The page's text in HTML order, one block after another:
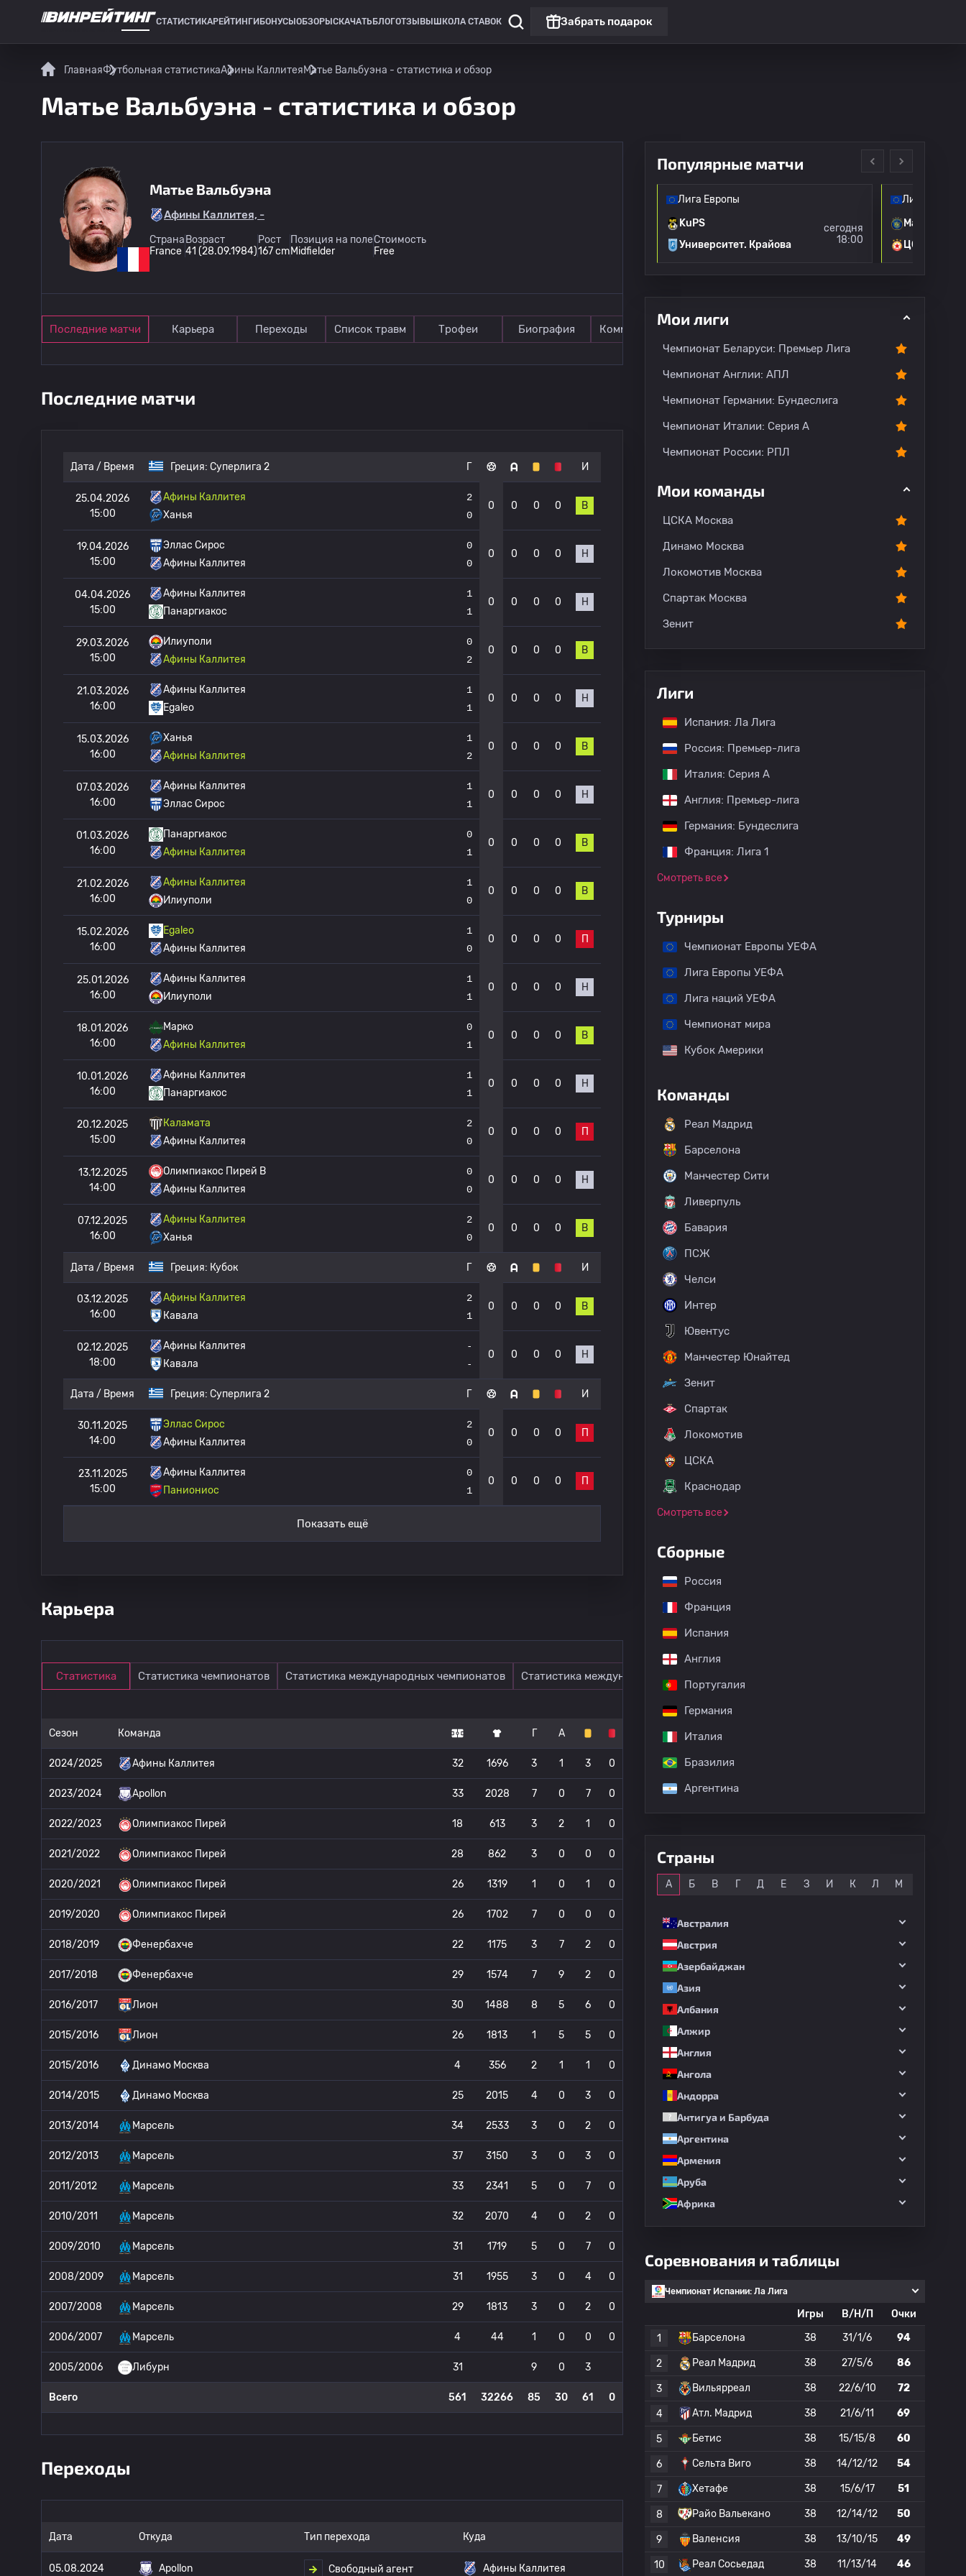
СТАТИСТИКАРЕЙТИНГИ БОНУСЫ ОБЗОРЫ СКАЧАТЬ БЛОГОТЗЫВЫ ШКОЛА СТАВОК Забрать подарок
ГлавнаяФутбольная статистикаАфины КаллитеяМатье Вальбуэна - статистика и обзор
Матье Вальбуэна - статистика и обзор
Матье Вальбуэна
Афины Каллитея, -
Страна
France
Возраст
41 (28.09.1984)
Рост
167 cm
Позиция на поле
Midfielder
Стоимость
Free
Последние матчи Карьера Переходы Список травм Трофеи Биография Комментарии
Последние матчи
Дата / Время Греция: Суперлига 2 Г И
25.04.2026
15:00
Афины Каллитея
Ханья
2
0
0 0 0 0 В
19.04.2026
15:00
Эллас Сирос
Афины Каллитея
0
0
0 0 0 0 Н
04.04.2026
15:00
Афины Каллитея
Панаргиакос
1
1
0 0 0 0 Н
29.03.2026
15:00
Илиуполи
Афины Каллитея
0
2
0 0 0 0 В
21.03.2026
16:00
Афины Каллитея
Egaleo
1
1
0 0 0 0 Н
15.03.2026
16:00
Ханья
Афины Каллитея
1
2
0 0 0 0 В
07.03.2026
16:00
Афины Каллитея
Эллас Сирос
1
1
0 0 0 0 Н
01.03.2026
16:00
Панаргиакос
Афины Каллитея
0
1
0 0 0 0 В
21.02.2026
16:00
Афины Каллитея
Илиуполи
1
0
0 0 0 0 В
15.02.2026
16:00
Egaleo
Афины Каллитея
1
0
0 0 0 0 П
25.01.2026
16:00
Афины Каллитея
Илиуполи
1
1
0 0 0 0 Н
18.01.2026
16:00
Марко
Афины Каллитея
0
1
0 0 0 0 В
10.01.2026
16:00
Афины Каллитея
Панаргиакос
1
1
0 0 0 0 Н
20.12.2025
15:00
Каламата
Афины Каллитея
2
0
0 0 0 0 П
13.12.2025
14:00
Олимпиакос Пирей B
Афины Каллитея
0
0
0 0 0 0 Н
07.12.2025
16:00
Афины Каллитея
Ханья
2
0
0 0 0 0 В
Дата / Время Греция: Кубок Г И
03.12.2025
16:00
Афины Каллитея
Кавала
2
1
0 0 0 0 В
02.12.2025
18:00
Афины Каллитея
Кавала
-
-
0 0 0 0 Н
Дата / Время Греция: Суперлига 2 Г И
30.11.2025
14:00
Эллас Сирос
Афины Каллитея
2
0
0 0 0 0 П
23.11.2025
15:00
Афины Каллитея
Паниониос
0
1
0 0 0 0 П
Показать ещё
Карьера
Статистика Статистика чемпионатов Статистика международных чемпионатов Статистика международных матчей
Сезон Команда Г А
2024/2025 Афины Каллитея 32 1696 3 1 3 0
2023/2024 Apollon 33 2028 7 0 7 0
2022/2023 Олимпиакос Пирей 18 613 3 2 1 0
2021/2022 Олимпиакос Пирей 28 862 3 0 0 0
2020/2021 Олимпиакос Пирей 26 1319 1 0 1 0
2019/2020 Олимпиакос Пирей 26 1702 7 0 0 0
2018/2019 Фенербахче 22 1175 3 7 2 0
2017/2018 Фенербахче 29 1574 7 9 2 0
2016/2017 Лион 30 1488 8 5 6 0
2015/2016 Лион 26 1813 1 5 5 0
2015/2016 Динамо Москва 4 356 2 1 1 0
2014/2015 Динамо Москва 25 2015 4 0 3 0
2013/2014 Марсель 34 2533 3 0 2 0
2012/2013 Марсель 37 3150 3 0 3 0
2011/2012 Марсель 33 2341 5 0 7 0
2010/2011 Марсель 32 2070 4 0 2 0
2009/2010 Марсель 31 1719 5 0 7 0
2008/2009 Марсель 31 1955 3 0 4 0
2007/2008 Марсель 29 1813 3 0 2 0
2006/2007 Марсель 4 44 1 0 0 0
2005/2006 Либурн 31 9 0 3
Всего 561 32266 85 30 61 0
Переходы
Дата Откуда Тип перехода Куда
05.08.2024 Apollon Свободный агент Афины Каллитея
Популярные матчи
Лига Европы
KuPS
Университет. Крайова
сегодня
18:00
Лига Европы
Маккаби
ЦСКА
Мои лиги
Чемпионат Беларуси: Премьер Лига
Чемпионат Англии: АПЛ
Чемпионат Германии: Бундеслига
Чемпионат Италии: Серия А
Чемпионат России: РПЛ
Мои команды
ЦСКА Москва
Динамо Москва
Локомотив Москва
Спартак Москва
Зенит
Лиги
Испания: Ла Лига
Россия: Премьер-лига
Италия: Серия А
Англия: Премьер-лига
Германия: Бундеслига
Франция: Лига 1
Смотреть все
Турниры
Чемпионат Европы УЕФА
Лига Европы УЕФА
Лига наций УЕФА
Чемпионат мира
Кубок Америки
Команды
Реал Мадрид
Барселона
Манчестер Сити
Ливерпуль
Бавария
ПСЖ
Челси
Интер
Ювентус
Манчестер Юнайтед
Зенит
Спартак
Локомотив
ЦСКА
Краснодар
Смотреть все
Сборные
Россия
Франция
Испания
Англия
Португалия
Германия
Италия
Бразилия
Аргентина
Страны
А Б В Г Д Е З И К Л М
Австралия
Австрия
Азербайджан
Азия
Албания
Алжир
Англия
Ангола
Андорра
Антигуа и Барбуда
Аргентина
Армения
Аруба
Африка
Соревнования и таблицы
Чемпионат Испании: Ла Лига
Игры В/Н/П
Очки
1
Барселона 38 31/1/6 94
2 Реал Мадрид 38 27/5/6 86
3 Вильярреал 38 22/6/10 72
4 Атл. Мадрид 38 21/6/11 69
5 Бетис 38 15/15/8 60
6 Сельта Виго 38 14/12/12 54
7 Хетафе 38 15/6/17 51
8 Райо Вальекано 38 12/14/12 50
9 Валенсия 38 13/10/15 49
10 Реал Сосьедад 38 11/13/14 46